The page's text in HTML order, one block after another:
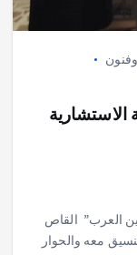
العرب” القاص
معه والحوار